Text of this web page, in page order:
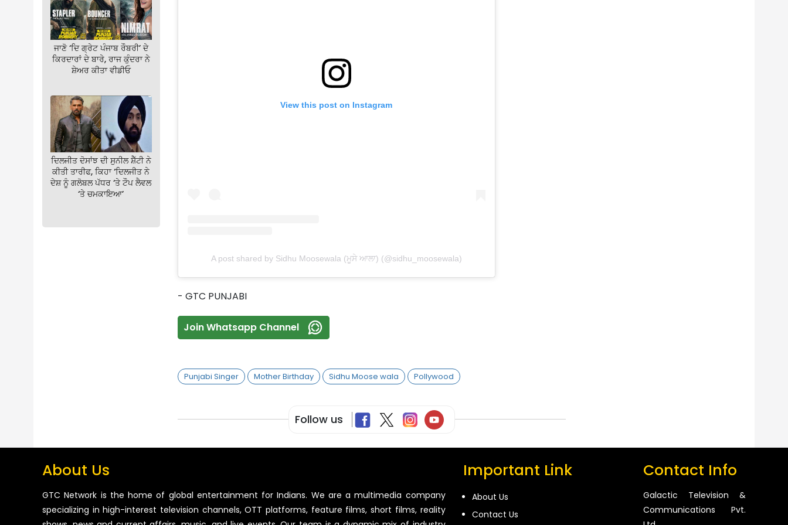
ਜਾਣੋ ‘ਦਿ ਗ੍ਰੇਟ ਪੰਜਾਬ ਰੌਬਰੀ’ ਦੇ
ਕਿਰਦਾਰਾਂ ਦੇ ਬਾਰੇ, ਰਾਜ ਕੁੰਦਰਾ ਨੇ
ਸ਼ੇਅਰ ਕੀਤਾ ਵੀਡੀਓ
ਦਿਲਜੀਤ ਦੋਸਾਂਝ ਦੀ ਸੁਨੀਲ ਸ਼ੈੱਟੀ ਨੇ
ਕੀਤੀ ਤਾਰੀਫ, ਕਿਹਾ ‘ਦਿਲਜੀਤ ਨੇ
ਦੇਸ਼ ਨੂੰ ਗਲੋਬਲ ਪੱਧਰ ‘ਤੇ ਟੌਪ ਲੈਵਲ
‘ਤੇ ਚਮਕਾਇਆ’
View this post on Instagram
A post shared by Sidhu Moosewala (ਮੂਸੇ ਆਲਾ) (@sidhu_moosewala)
- GTC PUNJABI
Join Whatsapp Channel
Punjabi Singer Mother Birthday Sidhu Moose wala Pollywood
Follow us
About Us
GTC Network is the home of global entertainment for Indians. We are a multimedia company
specializing in high-interest television channels, OTT platforms, feature films, short films, reality
Important Link
About Us
Contact Us
Contact Info
Galactic Television &
Communications Pvt.